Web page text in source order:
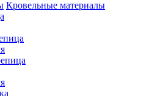
Кровельные материалы